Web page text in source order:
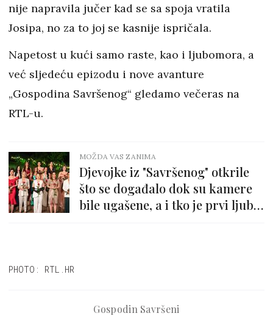
nije napravila jučer kad se sa spoja vratila
Josipa, no za to joj se kasnije ispričala.
Napetost u kući samo raste, kao i ljubomora, a
već sljedeću epizodu i nove avanture
„Gospodina Savršenog“ gledamo večeras na
RTL-u.
MOŽDA VAS ZANIMA
Djevojke iz "Savršenog" otkrile
što se događalo dok su kamere
bile ugašene, a i tko je prvi ljubio
PHOTO: RTL.HR
Gospodin Savršeni